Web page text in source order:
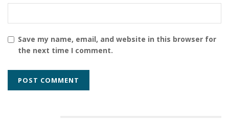
Save my name, email, and website in this browser for
the next time I comment.